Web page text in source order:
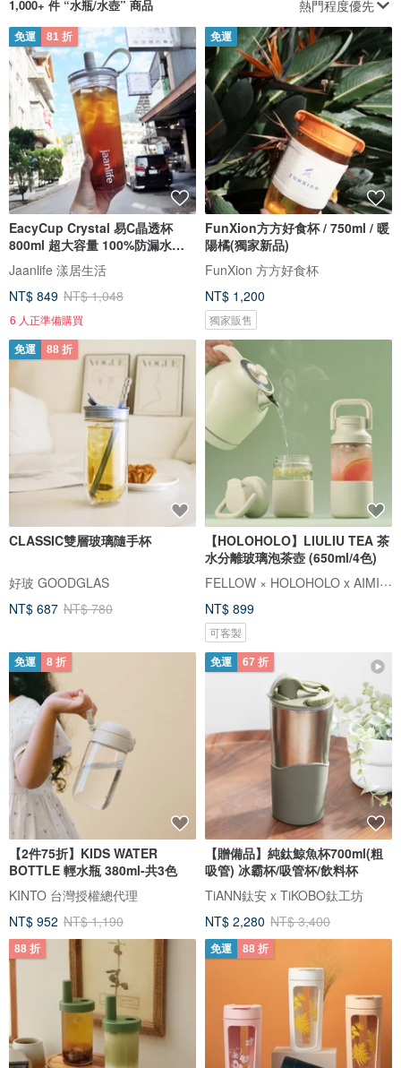
1,000+ 件 “水瓶/水壺” 商品 熱門程度優先
免運 81 折
EacyCup Crystal 易C晶透杯
800ml 超大容量 100%防漏水杯
隨行
Jaanlife 漾居生活
NT$ 849 NT$ 1,048
6 人正準備購買
免運
FunXion方方好食杯 / 750ml / 暖
陽橘(獨家新品)
FunXion 方方好食杯
NT$ 1,200
獨家販售
免運 88 折
CLASSIC雙層玻璃隨手杯
好玻 GOODGLAS
NT$ 687 NT$ 780
【HOLOHOLO】LIULIU TEA 茶
水分離玻璃泡茶壺 (650ml/4色)
FELLOW × HOLOHOLO x AIMIA 愛米雅
NT$ 899
可客製
免運 8 折
【2件75折】KIDS WATER
BOTTLE 輕水瓶 380ml-共3色
KINTO 台灣授權總代理
NT$ 952 NT$ 1,190
免運 67 折
【贈備品】純鈦鯨魚杯700ml(粗
吸管) 冰霸杯/吸管杯/飲料杯
TiANN鈦安 x TiKOBO鈦工坊
NT$ 2,280 NT$ 3,400
88 折 免運 88 折